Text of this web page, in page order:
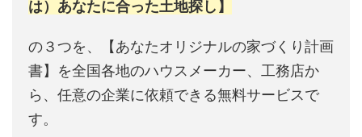
は）あなたに合った土地探し】
の３つを、【あなたオリジナルの家づくり計画
書】を全国各地のハウスメーカー、工務店か
ら、任意の企業に依頼できる無料サービスで
す。